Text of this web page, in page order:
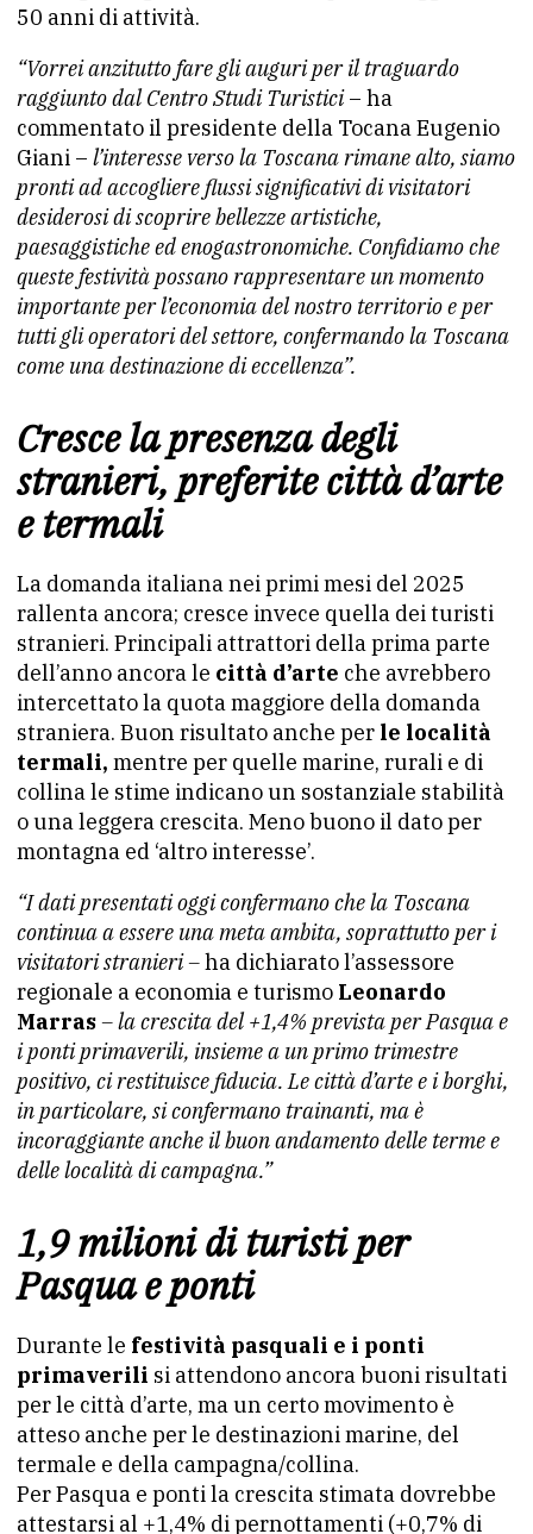
50 anni di attività.
“Vorrei anzitutto fare gli auguri per il traguardo
raggiunto dal Centro Studi Turistici– ha
commentato il presidente della Tocana Eugenio
Giani – l’interesse verso la Toscana rimane alto, siamo
pronti ad accogliere flussi significativi di visitatori
desiderosi di scoprire bellezze artistiche,
paesaggistiche ed enogastronomiche. Confidiamo che
queste festività possano rappresentare un momento
importante per l’economia del nostro territorio e per
tutti gli operatori del settore, confermando la Toscana
come una destinazione di eccellenza”.
Cresce la presenza degli
stranieri, preferite città d’arte
e termali
La domanda italiana nei primi mesi del 2025
rallenta ancora; cresce invece quella dei turisti
stranieri. Principali attrattori della prima parte
dell’anno ancora le città d’arte che avrebbero
intercettato la quota maggiore della domanda
straniera. Buon risultato anche per le località
termali, mentre per quelle marine, rurali e di
collina le stime indicano un sostanziale stabilità
o una leggera crescita. Meno buono il dato per
montagna ed ‘altro interesse’.
“I dati presentati oggi confermano che la Toscana
continua a essere una meta ambita, soprattutto per i
visitatori stranieri –ha dichiarato l’assessore
regionale a economia e turismo Leonardo
Marras– la crescita del +1,4% prevista per Pasqua e
i ponti primaverili, insieme a un primo trimestre
positivo, ci restituisce fiducia. Le città d’arte e i borghi,
in particolare, si confermano trainanti, ma è
incoraggiante anche il buon andamento delle terme e
delle località di campagna.”
1,9 milioni di turisti per
Pasqua e ponti
Durante le festività pasquali e i ponti
primaverili si attendono ancora buoni risultati
per le città d’arte, ma un certo movimento è
atteso anche per le destinazioni marine, del
termale e della campagna/collina.
Per Pasqua e ponti la crescita stimata dovrebbe
attestarsi al +1,4% di pernottamenti (+0,7% di